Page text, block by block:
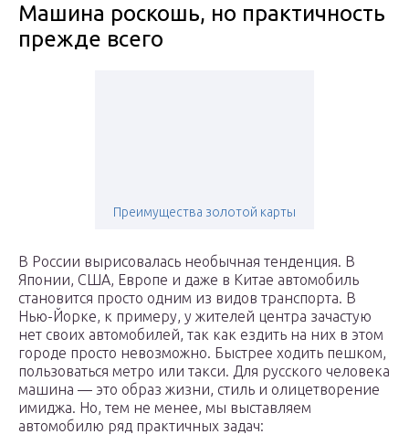
Машина роскошь, но практичность
прежде всего
Преимущества золотой карты
В России вырисовалась необычная тенденция. В
Японии, США, Европе и даже в Китае автомобиль
становится просто одним из видов транспорта. В
Нью-Йорке, к примеру, у жителей центра зачастую
нет своих автомобилей, так как ездить на них в этом
городе просто невозможно. Быстрее ходить пешком,
пользоваться метро или такси. Для русского человека
машина — это образ жизни, стиль и олицетворение
имиджа. Но, тем не менее, мы выставляем
автомобилю ряд практичных задач: